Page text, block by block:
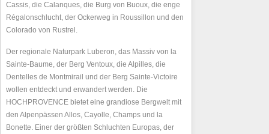
Cassis, die Calanques, die Burg von Buoux, die enge
Régalonschlucht, der Ockerweg in Roussillon und den
Colorado von Rustrel.
Der regionale Naturpark Luberon, das Massiv von la
Sainte-Baume, der Berg Ventoux, die Alpilles, die
Dentelles de Montmirail und der Berg Sainte-Victoire
wollen entdeckt und erwandert werden. Die
HOCHPROVENCE bietet eine grandiose Bergwelt mit
den Alpenpässen Allos, Cayolle, Champs und la
Bonette. Einer der größten Schluchten Europas, der